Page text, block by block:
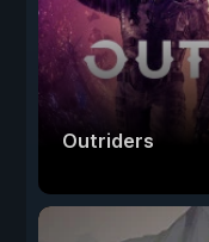
Outriders